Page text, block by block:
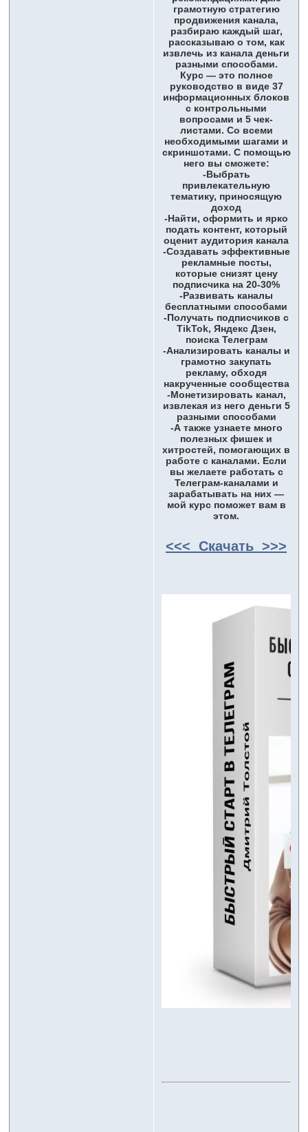
грамотную стратегию
продвижения канала,
разбираю каждый шаг,
рассказываю о том, как
извлечь из канала деньги
разными способами.
Курс — это полное
руководство в виде 37
информационных блоков
с контрольными
вопросами и 5 чек-
листами. Со всеми
необходимыми шагами и
скриншотами. С помощью
него вы сможете:
-Выбрать
привлекательную
тематику, приносящую
доход
-Найти, оформить и ярко
подать контент, который
оценит аудитория канала
-Создавать эффективные
рекламные посты,
которые снизят цену
подписчика на 20-30%
-Развивать каналы
бесплатными способами
-Получать подписчиков с
TikTok, Яндекс Дзен,
поиска Телеграм
-Анализировать каналы и
грамотно закупать
рекламу, обходя
накрученные сообщества
-Монетизировать канал,
извлекая из него деньги 5
разными способами
-А также узнаете много
полезных фишек и
хитростей, помогающих в
работе с каналами. Если
вы желаете работать с
Телеграм-каналами и
зарабатывать на них —
мой курс поможет вам в
этом.
<<< Скачать >>>